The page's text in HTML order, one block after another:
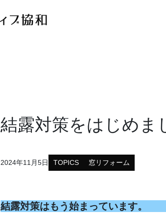
結露対策をはじめま
2024年11月5日 TOPICS 窓リフォーム
結露対策はもう始まっています。